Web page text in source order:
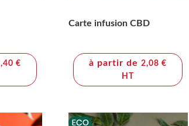
€
Carte infusion CBD
à partir de2,08 €
HT